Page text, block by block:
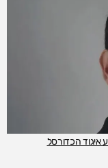
הכדורסל